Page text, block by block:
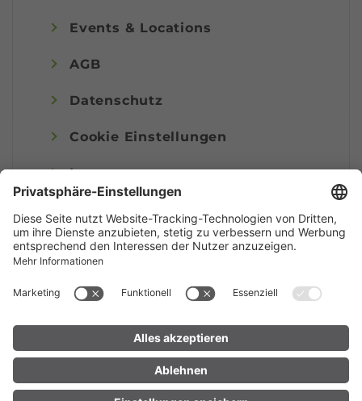
Events & Locations
AGB
Datenschutz
Cookie Einstellungen
Impressum